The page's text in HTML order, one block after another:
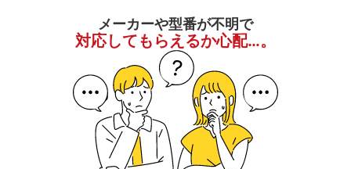
メーカーや型番が不明で
対応してもらえるか心配…。